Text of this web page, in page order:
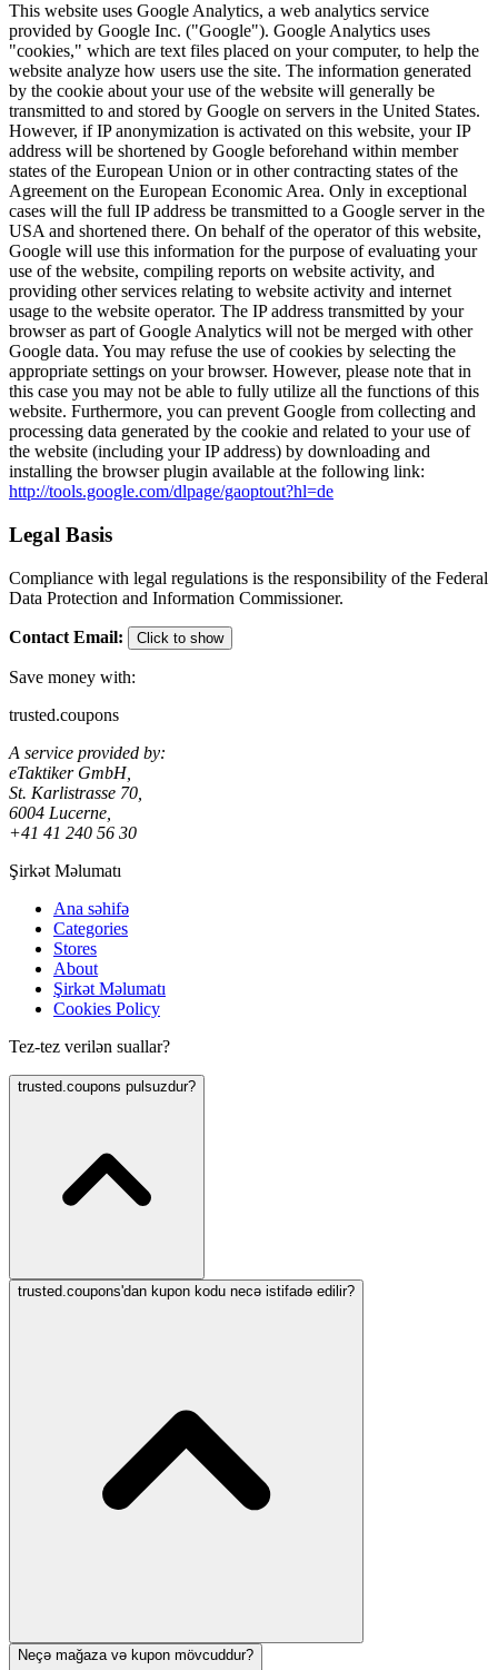
This website uses Google Analytics, a web analytics service
provided by Google Inc. ("Google"). Google Analytics uses
"cookies," which are text files placed on your computer, to help the
website analyze how users use the site. The information generated
by the cookie about your use of the website will generally be
transmitted to and stored by Google on servers in the United States.
However, if IP anonymization is activated on this website, your IP
address will be shortened by Google beforehand within member
states of the European Union or in other contracting states of the
Agreement on the European Economic Area. Only in exceptional
cases will the full IP address be transmitted to a Google server in the
USA and shortened there. On behalf of the operator of this website,
Google will use this information for the purpose of evaluating your
use of the website, compiling reports on website activity, and
providing other services relating to website activity and internet
usage to the website operator. The IP address transmitted by your
browser as part of Google Analytics will not be merged with other
Google data. You may refuse the use of cookies by selecting the
appropriate settings on your browser. However, please note that in
this case you may not be able to fully utilize all the functions of this
website. Furthermore, you can prevent Google from collecting and
processing data generated by the cookie and related to your use of
the website (including your IP address) by downloading and
installing the browser plugin available at the following link:
http://tools.google.com/dlpage/gaoptout?hl=de
Legal Basis
Compliance with legal regulations is the responsibility of the Federal
Data Protection and Information Commissioner.
Contact Email: Click to show
Save money with:
trusted.coupons
A service provided by:
eTaktiker GmbH,
St. Karlistrasse 70,
6004 Lucerne,
+41 41 240 56 30
Şirkət Məlumatı
Ana səhifə
Categories
Stores
About
Şirkət Məlumatı
Cookies Policy
Tez-tez verilən suallar?
trusted.coupons pulsuzdur?
trusted.coupons'dan kupon kodu necə istifadə edilir?
Neçə mağaza və kupon mövcuddur?